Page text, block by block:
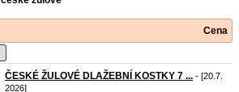
Cena
ČESKÉ ŽULOVÉ DLAŽEBNÍ KOSTKY 7 ... - [20.7.
2026]